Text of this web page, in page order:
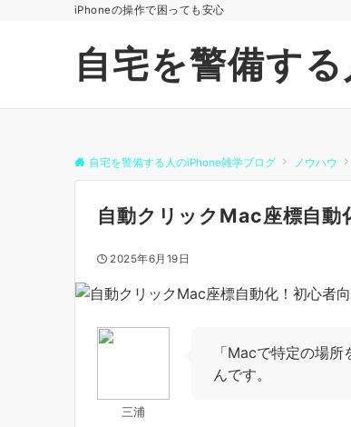
iPhoneの操作で困っても安心
自宅を警備す
自宅を警備する人のiPhone雑学ブログ ノウハウ
自動クリックMac座標自動
2025年6月19日
三浦
「Macで特定の場
んです。